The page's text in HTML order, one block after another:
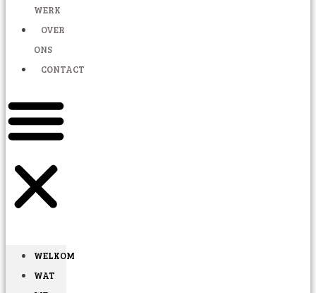
WERK
OVER
ONS
CONTACT
WELKOM
WAT